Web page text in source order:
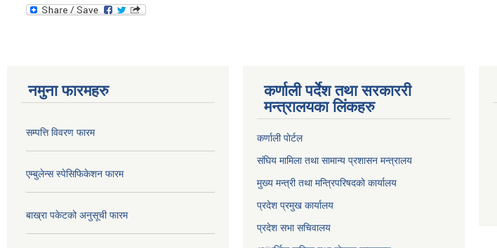
नमुना फारमहरु
सम्पत्ति विवरण फारम
एम्बुलेन्स स्पेसिफिकेशन फारम
बाख्रा पकेटको अनुसूची फारम
कर्णाली पर्देश तथा सरकाररी
मन्त्रालयका लिंकहरु
कर्णाली पाेर्टल
संघिय मामिला तथा सामान्य प्रशासन मन्त्रालय
मुख्य मन्त्री तथा मन्त्रिपरिषदको कार्यालय
प्रदेश प्रमुख कार्यालय
प्रदेश सभा सचिवालय